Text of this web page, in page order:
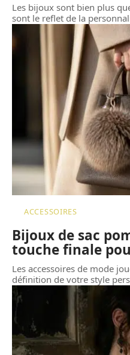
Les bijoux sont bien plus
sont le reflet de la
ACCESSOIRES
Bijoux de sac
touche finale
Les accessoires de mode
définition de votre style